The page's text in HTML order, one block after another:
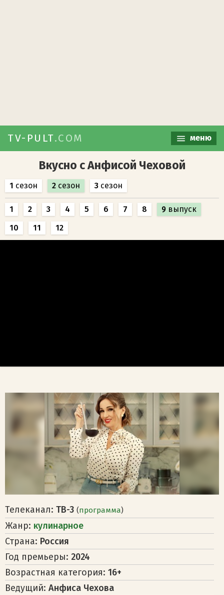
TV-PULT.COM меню
Вкусно с Анфисой Чеховой
1 сезон 2 сезон 3 сезон
1 2 3 4 5 6 7 8 9 выпуск
10
11 12
Телеканал: ТВ-3 (программа)
Жанр: кулинарное
Страна: Россия
Год премьеры: 2024
Возрастная категория: 16+
Ведущий: Анфиса Чехова